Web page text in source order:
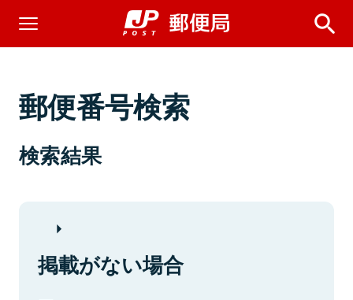
郵便番号検索
検索結果
掲載がない場合